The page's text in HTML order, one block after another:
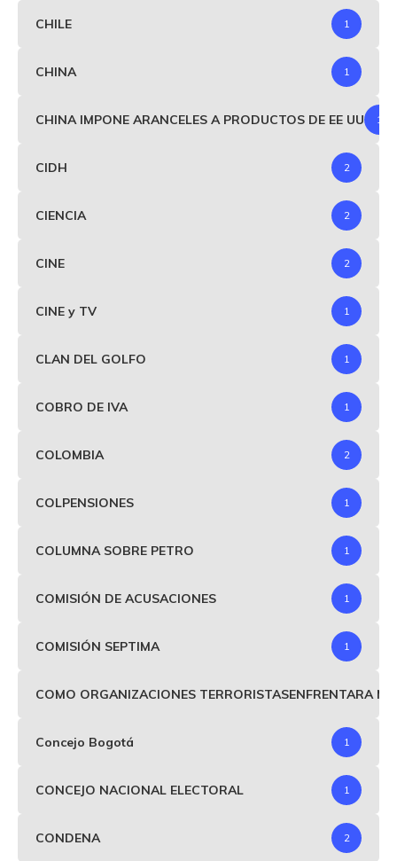
CHILE 1
CHINA 1
CHINA IMPONE ARANCELES A PRODUCTOS DE EE UU 1
CIDH 2
CIENCIA 2
CINE 2
CINE y TV 1
CLAN DEL GOLFO 1
COBRO DE IVA 1
COLOMBIA 2
COLPENSIONES 1
COLUMNA SOBRE PETRO 1
COMISIÓN DE ACUSACIONES 1
COMISIÓN SEPTIMA 1
COMO ORGANIZACIONES TERRORISTASENFRENTARA
Concejo Bogotá 1
CONCEJO NACIONAL ELECTORAL 1
CONDENA 2